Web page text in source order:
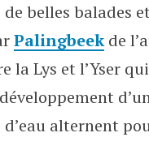
belles balades
Palingbeekde
la Lys et l’Yser
alternent